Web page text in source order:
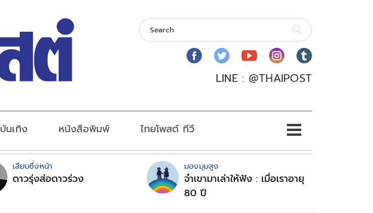
LINE : @THAIPOST
บันเทิง หนังสือพิมพ์ ไทยโพสต์ ทีวี
เสียบซึ่งหน้า
ดาวรุ่งส่อดาวร่วง
มองมุมสูง
จำเขามาเล่าให้ฟัง : เมื่อเราอายุ
80 ปี